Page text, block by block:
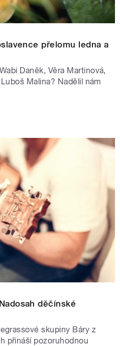
přelomu ledna a
Daněk, Věra Martinová,
Malina? Nadělil nám
děčínské
skupiny Báry z
přináší pozoruhodnou